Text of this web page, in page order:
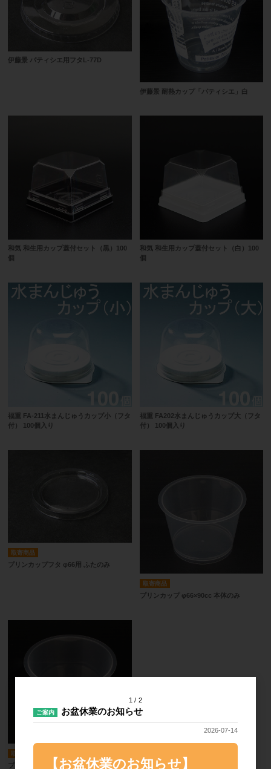
伊藤景 パティシエ用フタL-77D
伊藤景 耐熱カップ「パティシエ」白
和気 和生用カップ蓋付セット（黒）100
個
和気 和生用カップ蓋付セット（白）100
個
福重 FA-211水まんじゅうカップ小（フタ
付） 100個入り
福重 FA202水まんじゅうカップ大（フタ
付） 100個入り
取寄商品
プリンカップフタ φ66用 ふたのみ
取寄商品
プリンカップ φ66×90cc 本体のみ
取寄商品
プリンカップ φ66ｘ110cc 本体のみ
1 2
ご案内 お盆休業のお知らせ
2026-07-14
【お盆休業のお知らせ】